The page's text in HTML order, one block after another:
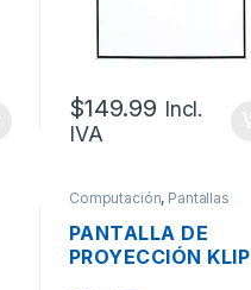
$149.99 Incl.
IVA
Computación, Pantallas
PANTALLA DE
PROYECCIÓN KLIP